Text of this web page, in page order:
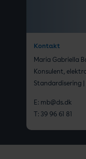
Kontakt
Maria Gabriella
Konsulent,
Standardisering |
E: mb@ds.dk
T: 39 96 61 81